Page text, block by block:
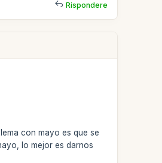
Rispondere
con mayo es que se
lo mejor es darnos